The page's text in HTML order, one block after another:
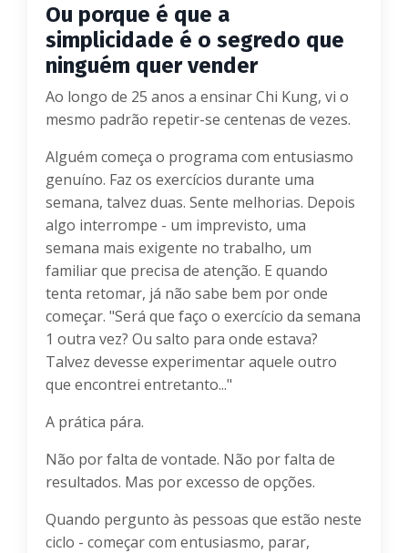
Ou porque é que a
simplicidade é o segredo que
ninguém quer vender
Ao longo de 25 anos a ensinar Chi Kung, vi o
mesmo padrão repetir-se centenas de vezes.
Alguém começa o programa com entusiasmo
genuíno. Faz os exercícios durante uma
semana, talvez duas. Sente melhorias. Depois
algo interrompe - um imprevisto, uma
semana mais exigente no trabalho, um
familiar que precisa de atenção. E quando
tenta retomar, já não sabe bem por onde
começar. "Será que faço o exercício da semana
1 outra vez? Ou salto para onde estava?
Talvez devesse experimentar aquele outro
que encontrei entretanto..."
A prática pára.
Não por falta de vontade. Não por falta de
resultados. Mas por excesso de opções.
Quando pergunto às pessoas que estão neste
ciclo - começar com entusiasmo, parar,